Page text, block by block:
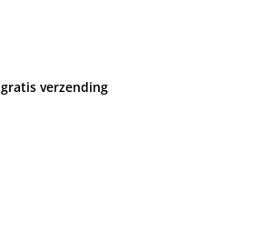
gratis verzending